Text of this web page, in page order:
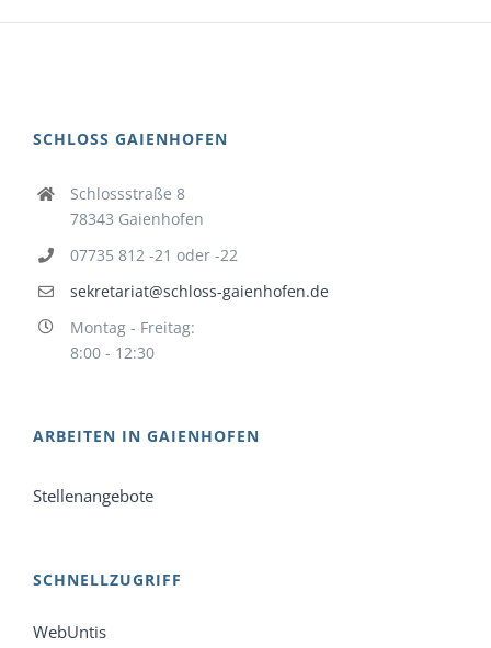
SCHLOSS GAIENHOFEN
Schlossstraße 8
78343 Gaienhofen
07735 812 -21 oder -22
sekretariat@schloss-gaienhofen.de
Montag - Freitag:
8:00 - 12:30
ARBEITEN IN GAIENHOFEN
Stellenangebote
SCHNELLZUGRIFF
WebUntis